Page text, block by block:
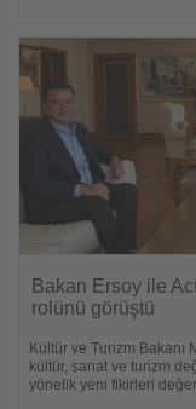
Sie
die
Nachrichten
Bakan Ersoy ile
rolünü görüştü
Kültür ve Turizm Bakanı
kültür, sanat ve turizm
yönelik yeni fikirleri